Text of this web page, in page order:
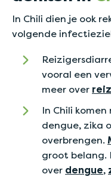
In Chili dien je ook
volgende
vooral een
meer over
In Chili
dengue, zika
overbrengen.
groot belang.
over dengue,